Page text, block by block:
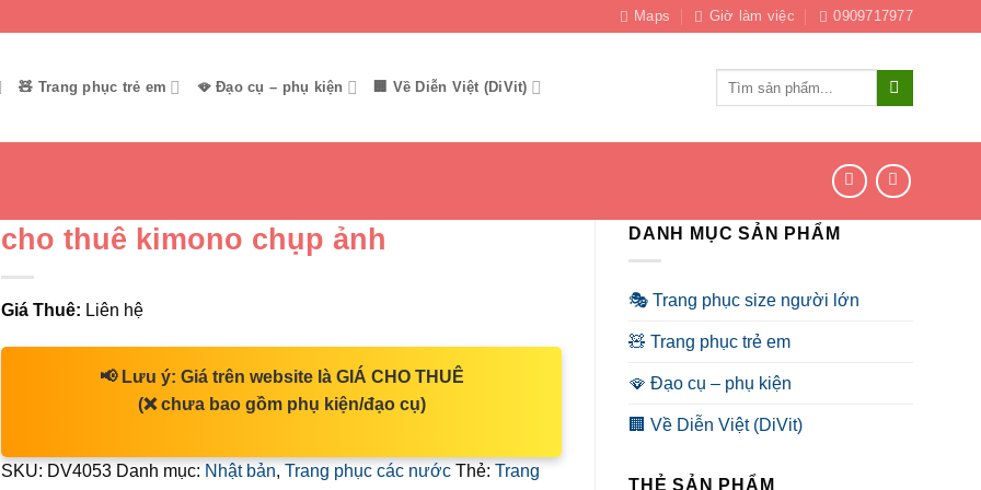
Maps Giờ làm việc 0909717977
🧸 Trang phục trẻ em 🪭 Đạo cụ – phụ kiện 🏢 Về Diễn Việt (DiVit)
DANH MỤC SẢN PHẨM
🎭 Trang phục size người lớn
🧸 Trang phục trẻ em
🪭 Đạo cụ – phụ kiện
🏢 Về Diễn Việt (DiVit)
THẺ SẢN PHẨM
cho thuê kimono chụp ảnh
Giá Thuê: Liên hệ
📢 Lưu ý: Giá trên website là GIÁ CHO THUÊ
(❌ chưa bao gồm phụ kiện/đạo cụ)
SKU: DV4053 Danh mục: Nhật bản,Trang phục các nước Thẻ:Trang